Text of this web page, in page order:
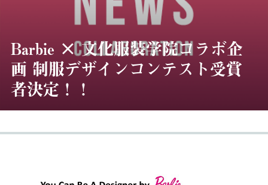
Barbie × 文化服装学院コラボ企
画 制服デザインコンテスト受賞
者決定！！